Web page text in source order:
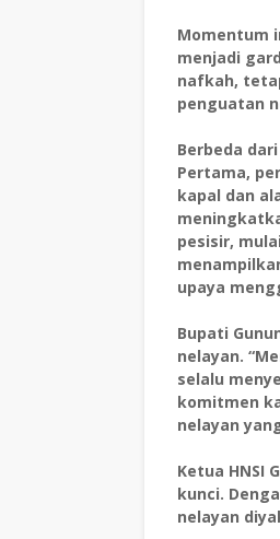
Momentum
menjadi
nafkah,
penguatan
Berbeda
Pertama,
kapal dan
pesisir,
upaya
Bupati
nelayan.
selalu
komitmen
nelayan
Ketua HNSI
kunci.
nelayan